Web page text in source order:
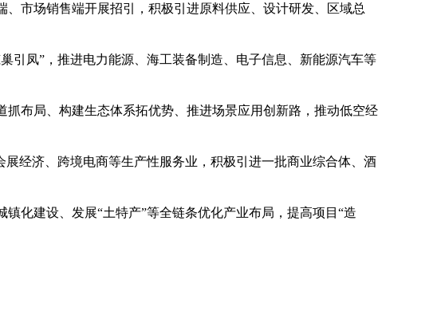
市场销售端开展招引，积极引进原料供应、设计研发、区域总
引凤”，推进电力能源、海工装备制造、电子信息、新能源汽车等
布局、构建生态体系拓优势、推进场景应用创新路，推动低空经
经济、跨境电商等生产性服务业，积极引进一批商业综合体、酒
化建设、发展“土特产”等全链条优化产业布局，提高项目“造